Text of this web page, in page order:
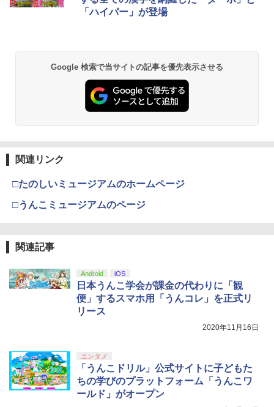
【特典】冒険家エリオットの千年物語 P
旅立ちパック)
入特典付】【PS5】METAL GEAR SOLI
【当店独自で＋P10倍★要エントリー】
【中古】[PS5] プラグマタ(PRAGMATA)
通常版 カプコン(20260417)
「Z」】 - PS4
￥5,559
ゲーム&ウオッチ スーパーマリオブラザ
【中古】【未使用品】モアナと伝説の海
版)【Blu-ray】 [ 矢立肇 ]
5
羅小黒戦記 ぼくが選ぶ未来(通常版)【Bl
u-ray】 [ MTJJ ]
￥5,645
￥5,832
Nintendo Switch 2(日本語・国内専用)
ニンテンドープリペイド番号 5000円|オ
ンラインコード版
￥55,000
Beast of Reincarnation -PS5 【特典】
プロダクトコード 封入
￥7,286
￥11,849
￥10,737
【純正品】DualSense ワイヤレスコン
￥8,300
2
【純正品】Xbox ワイヤレス コントロー
ラー (ロボット ホワイト)
￥7,681
【純正品】Xbox ワイヤレス コントロー
4
【純正品】Xbox 充電式バッテリー + US
【国内正規品】Thrustmaster スラスト
マスター TH8S シフター - PC、PS4、P
S5、PS5 Pro、Xbox One、Xbox Serie
s X|S 対応の高精度 H パターン シフター
￥3,982
劇場版「鬼滅の刃」無限城編 第一章 猗
窩座再来 通常版 [DVD]
￥3,523
(オリジナル特典:オリジナル巾着＋メー
カー特典:【坤と離】二振りの剣、十翼よ
り来たる！スタジオ描き下ろしイラスト
ボード付) [Blu-ray]
4
劇場版「鬼滅の刃」無限城編 第一章 猗
窩座再来 完全生産限定版 [Blu-ray]
￥8,698
5
『映画 ラブライブ！蓮ノ空女学院スクー
ルアイドルクラブ Bloom Garden Part
y』Blu-ray（特装限定版）
「ハイパー」が登場
Google 検索で当サイトの記事を優先表示させる
関連リンク
□たのしいミュージアムのホームページ
□うんこミュージアムのページ
関連記事
Android iOS
日本うんこ学会が課金の代わりに「観
便」するスマホ用「うんコレ」を正式リ
リース
2020年11月16日
エンタメ
「うんこドリル」公式サイトに子どもた
ちの学びのプラットフォーム「うんこワ
ールド」がオープン